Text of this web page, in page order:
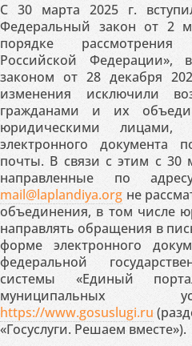
С 30 марта 2025 г.
Федеральный закон от
порядке
Российской Федерации»,
законом от 28 декабря
изменения исключили
гражданами и их
юридическими
электронного документа
почты. В связи с этим с 30
направленные по
mail@laplandiya.org не
объединения, в том числе
направлять обращения в
форме электронного
федеральной
системы «Единый
муниципальных
https://www.gosuslugi.ru
«Госуслуги. Решаем вместе»).